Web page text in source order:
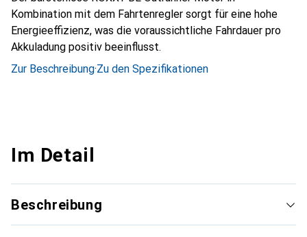
Kombination mit dem Fahrtenregler sorgt für eine hohe
Energieeffizienz, was die voraussichtliche Fahrdauer pro
Akkuladung positiv beeinflusst.
Zur Beschreibung·Zu den Spezifikationen
Im Detail
Beschreibung